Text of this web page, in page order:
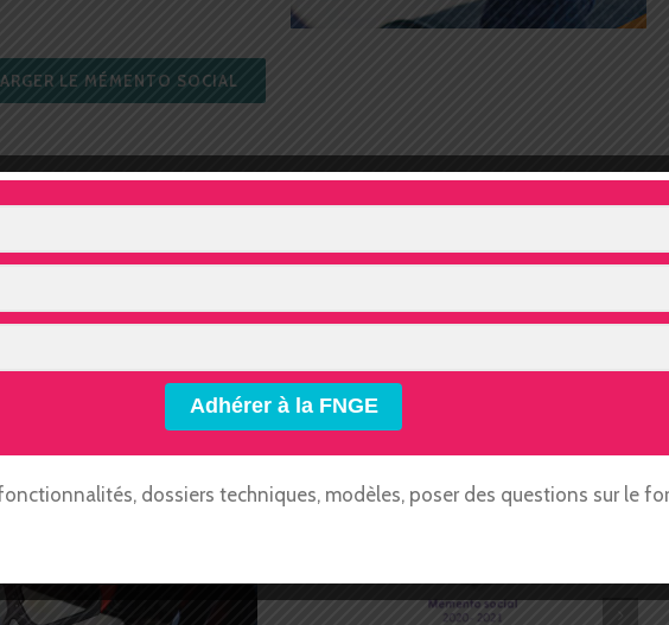
LE MÉMENTO SOCIAL
mail
dossiers techniques, modèles, poser des questions sur le